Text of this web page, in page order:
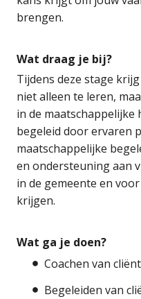
brengen.
Wat draag je bij?
Tijdens deze stage
niet alleen te leren,
in de
begeleid door ervaren
maatschappelijke
en ondersteuning aan
in de gemeente en
krijgen.
Wat ga je doen?
Coachen van
Begeleiden van